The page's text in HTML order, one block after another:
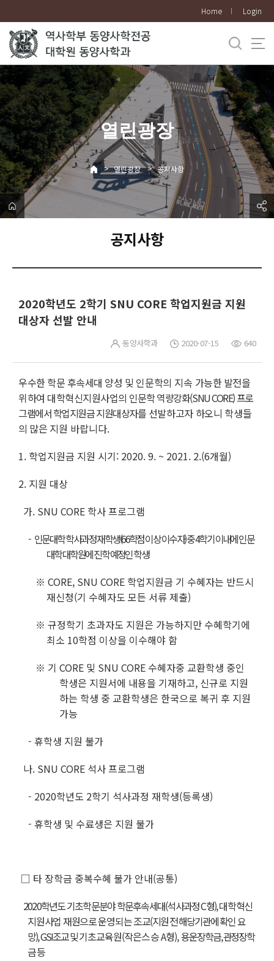
로
메
뉴
Home Login
열린광장
> 열린광장 > 공지사항
공지사항
2020학년도 2학기 SNU CORE 학업지원금 지원
대상자 선발 안내
동양사학과 2020-07-15 640
우수한 학문 후속세대 양성 및 인문학의 지속 가능한 발전을
위하여 대학혁신지원사업의 인문학역량강화(SNU CORE) 프로
그램에서 학업지원금 지원대상자를 선발하고자 하오니 학생들
의 많은 지원 바랍니다.
1. 학업지원금 지원 시기: 2020. 9. ~ 2021. 2.(6개월)
2. 지원 대상
가. SNU CORE 학사 프로그램
- 인문대학 학사과정 재학생(66학점 이상 이수자) 중 4학기 이내에 인문
대학 대학원에 진학 예정인 학생
※ CORE, SNU CORE 학업지원금 기 수혜자는 반드시
재신청(기 수혜자도 모든 서류 제출)
※ 규정학기 초과자도 지원은 가능하지만 수혜학기에
최소 10학점 이상을 이수해야 함
※ 기 CORE 및 SNU CORE 수혜자중 교환학생 중인
학생은 지원서에 내용을 기재하고, 신규로 지원
하는 학생 중 교환학생은 한국으로 복귀 후 지원
가능
- 휴학생 지원 불가
나. SNU CORE 석사 프로그램
- 2020학년도 2학기 석사과정 재학생(등록생)
- 휴학생 및 수료생은 지원 불가
□ 타 장학금 중복수혜 불가 안내(공통)
2020학년도 기초학문분야 학문후속세대(석사과정 C형),대학혁신
지원사업 재원으로 운영되는 조교(지원 전 해당기관에 확인 요
망), GSI조교 및기초교육원(작은스승 A형),용운장학금, 관정장학
금 등